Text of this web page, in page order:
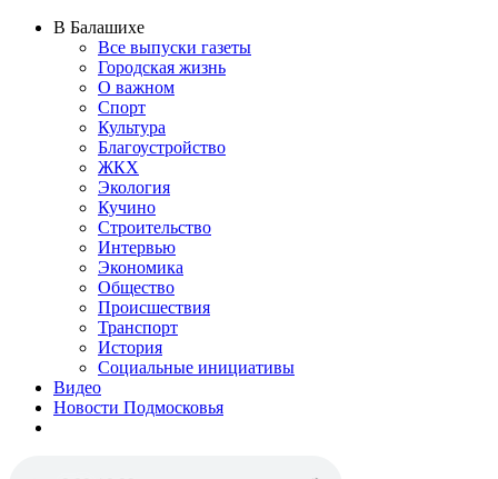
В Балашихе
Все выпуски газеты
Городская жизнь
О важном
Спорт
Культура
Благоустройство
ЖКХ
Экология
Кучино
Строительство
Интервью
Экономика
Общество
Происшествия
Транспорт
История
Социальные инициативы
Видео
Новости Подмосковья